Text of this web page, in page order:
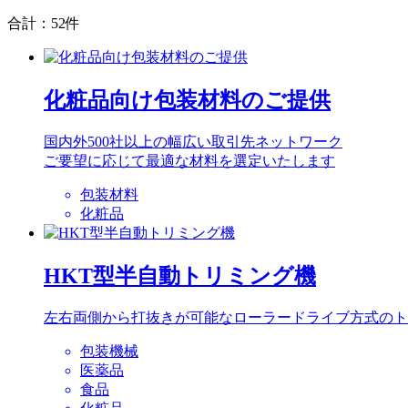
合計：52件
化粧品向け包装材料のご提供
国内外500社以上の幅広い取引先ネットワーク
ご要望に応じて最適な材料を選定いたします
包装材料
化粧品
HKT型半自動トリミング機
左右両側から打抜きが可能なローラードライブ方式の
包装機械
医薬品
食品